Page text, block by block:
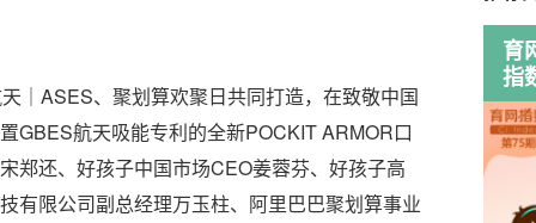
ASES、聚划算欢聚日共同打造，在致敬中国
GBES航天吸能专利的全新POCKIT ARMOR口
郑还、好孩子中国市场CEO姜蓉芬、好孩子高
有限公司副总经理万玉柱、阿里巴巴聚划算事业
育
指